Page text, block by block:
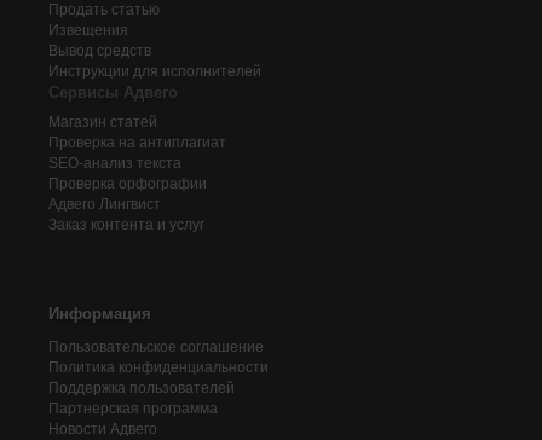
Продать статью
Извещения
Вывод средств
Инструкции для исполнителей
Сервисы Адвего
Магазин статей
Проверка на антиплагиат
SEO-анализ текста
Проверка орфографии
Адвего Лингвист
Заказ контента и услуг
Информация
Пользовательское соглашение
Политика конфиденциальности
Поддержка пользователей
Партнерская программа
Новости Адвего